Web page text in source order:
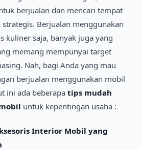
berjualan dan mencari tempat
Berjualan menggunakan
kuliner saja, banyak juga yang
memang mempunyai target
Nah, bagi Anda yang mau
berjualan menggunakan mobil
ini ada beberapa tips mudah
untuk kepentingan usaha :
Interior Mobil yang